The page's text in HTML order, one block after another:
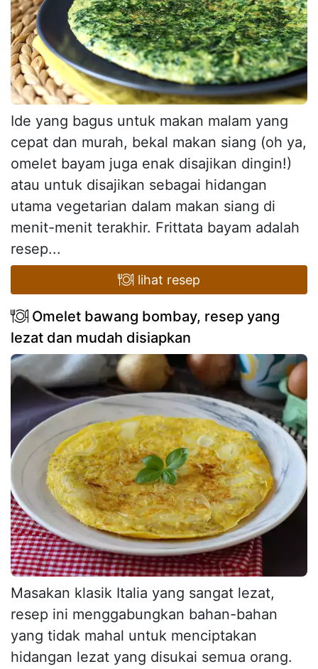
Ide yang bagus untuk makan malam yang
cepat dan murah, bekal makan siang (oh ya,
omelet bayam juga enak disajikan dingin!)
atau untuk disajikan sebagai hidangan
utama vegetarian dalam makan siang di
menit-menit terakhir. Frittata bayam adalah
resep...
lihat resep
Omelet bawang bombay, resep yang
lezat dan mudah disiapkan
Masakan klasik Italia yang sangat lezat,
resep ini menggabungkan bahan-bahan
yang tidak mahal untuk menciptakan
hidangan lezat yang disukai semua orang.